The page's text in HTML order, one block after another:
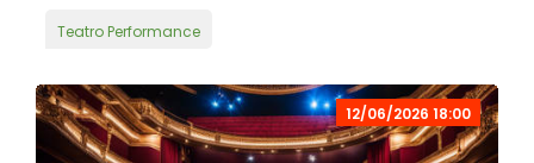
Teatro Performance
12/06/2026 18:00